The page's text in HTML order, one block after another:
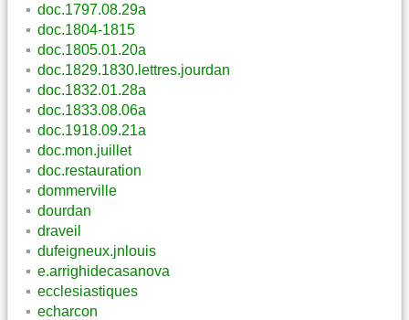
doc.1797.08.29a
doc.1804-1815
doc.1805.01.20a
doc.1829.1830.lettres.jourdan
doc.1832.01.28a
doc.1833.08.06a
doc.1918.09.21a
doc.mon.juillet
doc.restauration
dommerville
dourdan
draveil
dufeigneux.jnlouis
e.arrighidecasanova
ecclesiastiques
echarcon